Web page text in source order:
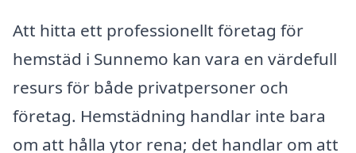
Att hitta ett professionellt företag för
hemstäd i Sunnemo kan vara en värdefull
resurs för både privatpersoner och
företag. Hemstädning handlar inte bara
om att hålla ytor rena; det handlar om att